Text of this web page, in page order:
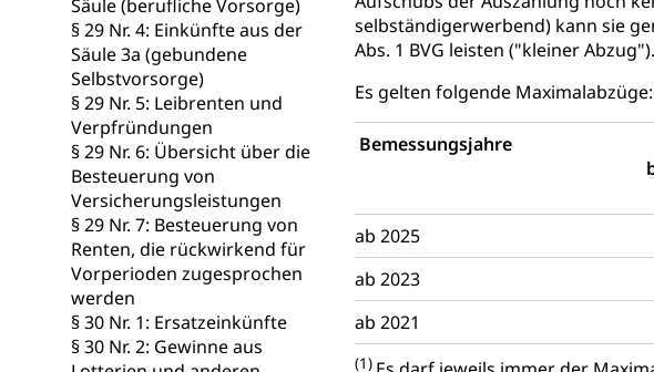
Säule (berufliche Vorsorge)
§ 29 Nr. 4: Einkünfte aus der
Säule 3a (gebundene
Selbstvorsorge)
§ 29 Nr. 5: Leibrenten und
Verpfründungen
§ 29 Nr. 6: Übersicht über die
Besteuerung von
Versicherungsleistungen
§ 29 Nr. 7: Besteuerung von
Renten, die rückwirkend für
Vorperioden zugesprochen
werden
§ 30 Nr. 1: Ersatzeinkünfte
§ 30 Nr. 2: Gewinne aus
selbständigerwerbend) kann sie
Abs. 1 BVG leisten ("kleiner Abzug").
Es gelten folgende Maximalabzüge:
Bemessungsjahre
ab 2025
ab 2023
ab 2021
(1)
Strafrecht, Strafrechtspflege,
Strafverfahren
Vormundschaft
Vormund, Amtsvormund, Mündel,
Kindes- und
Umwelt und Bauen
Abfall
Abfallentsorgung, Kehrichtabfuhr,
Boden, Natur und Landschaft